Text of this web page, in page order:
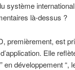
système international
là-dessus ?
premièrement, est
Elle
en développement “,